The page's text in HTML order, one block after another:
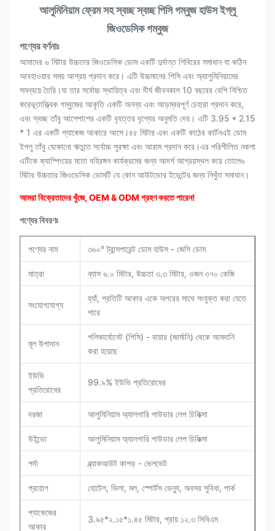
আলুমিনিয়াম ফ্রেম সহ স্বচ্ছ স্বচ্ছ পিসি গম্বুজ হাউস ইগ্লু
জিওডেসিক গম্বুজ
পণ্যের বর্ণনাঃ
আমাদের ৬ মিটার উচ্চতার জিওডেসিক ডোম একটি দুর্দান্ত শিবিরের সমাধান যা কঠিন
আবহাওয়ার সময় আশ্রয় প্রদান করে। এটি উচ্চমানের পিসি এবং অ্যালুমিনিয়ামের
সমন্বয়ে তৈরি।যা তার সর্বোচ্চ স্থায়িত্ব এবং দীর্ঘ জীবনকাল 10 বছরের বেশি নিশ্চিত
করেভূতাত্ত্বিক গম্বুজের আকৃতি একটি অনন্য এবং আড়ম্বরপূর্ণ চেহারা প্রদান করে,
এবং স্বচ্ছ তাঁবু আশেপাশের একটি বৃহত্তর দৃশ্যের অনুমতি দেয়। এটি 3.95 * 2.15
* 1 এর একটি প্যাকেজ আকারে আসে।৪৫ মিটার এবং একটি কাঠের কার্টনএই ডোম
ইগলু তাঁবু যেকোনো ঋতুতে সর্বোচ্চ সুরক্ষা এবং আরাম প্রদান করে।এর পরিশীলিত নকশা
এটিকে ক্যাম্পিংয়ের মতো বহিরঙ্গন কার্যক্রমের জন্য আদর্শ আশ্রয়স্থল করে তোলে৬
মিটার উচ্চতার জিওডেসিক ডোমটি যে কোন আউটডোর ইভেন্টের জন্য নিখুঁত সমাধান।
আমরা বিক্রেতাদের খুঁজে, OEM & ODM গ্রহণ করতে পারেন!
পণ্যের বিবরণঃ
পণ্যের নাম ৩৬০° ট্রান্সপারেন্ট ডোম হাউস - জেসি ডোম
মাত্রা ব্যাস ৬.০ মিটার, উচ্চতা ৩.৩ মিটার, ওজন ৩৭০ কেজি
সংযোগযোগ্য
হ্যাঁ, প্রতিটি আকার একে অপরের সাথে সংযুক্ত করা যেতে
পারে
মূল উপাদান
পলিকার্বোনেট (পিসি) - বায়ার (জার্মানি) থেকে আমদানি
করা হয়েছে
ইউভি
প্রতিরোধের
99.৯% ইউভি প্রতিরোধের
দরজা আলুমিনিয়াম অ্যালগারি পাউডার লেপ চিকিত্সা
উইন্ডো আলুমিনিয়াম অ্যালগারি পাউডার লেপ চিকিত্সা
পর্দা ব্ল্যাকআউট কাপড় - ভেলভেট
প্রয়োগ হোটেল, ভিলা, মল, স্পোর্টস ভেন্যু, অবসর সুবিধা, পার্ক
প্যাকেজের
আকার
3.৯৫*২.১৫*১.৪৫ মিটার, প্রায় ১২.৩ সিবিএম